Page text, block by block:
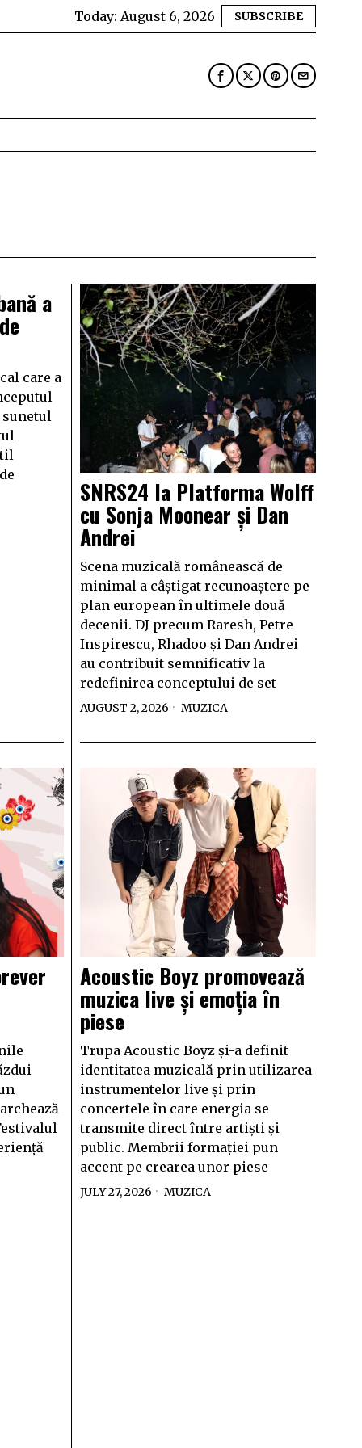
Today: August 6, 2026 SUBSCRIBE
a
care a
SNRS24 la Platforma Wolff
cu Sonja Moonear și Dan
Andrei
Scena muzicală românească de
minimal a câștigat recunoaștere pe
plan european în ultimele două
decenii. DJ precum Raresh, Petre
Inspirescu, Rhadoo și Dan Andrei
au contribuit semnificativ la
redefinirea conceptului de set
AUGUST 2, 2026 MUZICA
Acoustic Boyz promovează
muzica live și emoția în
piese
Trupa Acoustic Boyz și-a definit
identitatea muzicală prin utilizarea
instrumentelor live și prin
concertele în care energia se
transmite direct între artiști și
public. Membrii formației pun
accent pe crearea unor piese
JULY 27, 2026 MUZICA